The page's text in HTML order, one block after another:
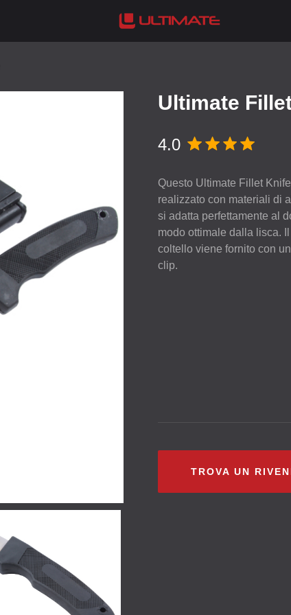
Ultimate
4.0
Questo Ultimate Fillet
realizzato con materiali di
si adatta perfettamente al
modo ottimale dalla lisca.
coltello viene fornito con
clip.
TROVA UN